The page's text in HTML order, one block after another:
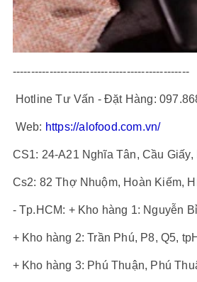
------------------------------------------------
Hotline Tư Vấn - Đặt Hàng:
Web: https://alofood.com.vn/
CS1: 24-A21 Nghĩa Tân, Cầu Giấy,
Cs2: 82 Thợ Nhuộm, Hoàn Kiếm,
- Tp.HCM: + Kho hàng 1: Nguyễn
+ Kho hàng 2: Trần Phú, P8, Q5,
+ Kho hàng 3: Phú Thuận, Phú